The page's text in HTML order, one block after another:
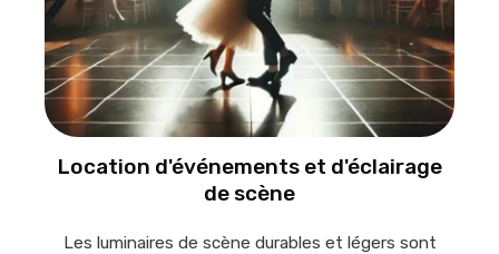
Location d'événements et d'éclairage
de scène
Les luminaires de scène durables et légers sont